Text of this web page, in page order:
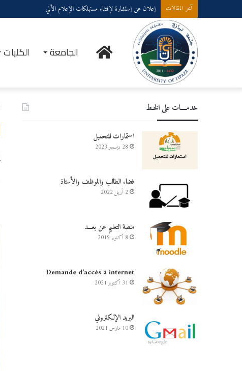
آخر المقالات إعلان عن إستشارة لإقتناء مستهلكات الإعلام الألي
الرئيسيةالجامعة الكليات
خدمــــات على الخـط
استمارات للتحميل
28 ديسمبر 2023
فضاء الطالب والموظف والأستاذ
2 أبريل 2022
منصة التعليم عن بعـــد
8 أكتوبر 2019
Demande d’accès à internet
31 أكتوبر 2021
البريد الإلكتروني
10 مارس 2021